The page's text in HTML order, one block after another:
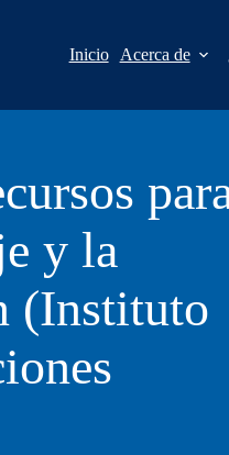
Inicio Acerca de
y la
(Instituto